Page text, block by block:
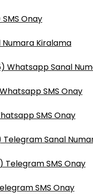
Onay
Numara Kiralama
Whatsapp Sanal
SMS Onay
SMS Onay
Sanal
Telegram SMS Onay
SMS Onay